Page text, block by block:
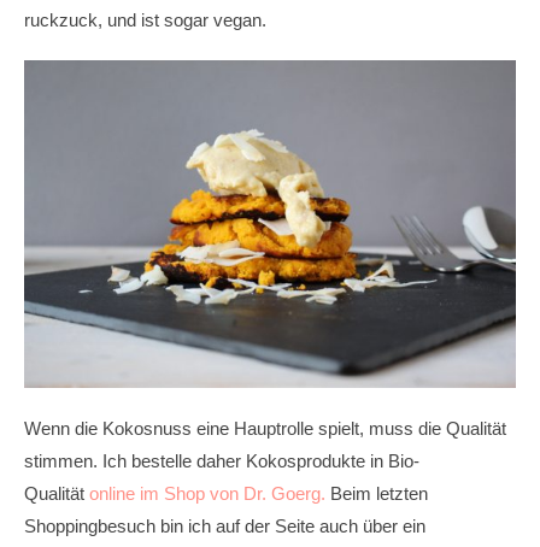
ruckzuck, und ist sogar vegan.
Wenn die Kokosnuss eine Hauptrolle spielt, muss die Qualität
stimmen. Ich bestelle daher Kokosprodukte in Bio-
Qualität online im Shop von Dr. Goerg. Beim letzten
Shoppingbesuch bin ich auf der Seite auch über ein